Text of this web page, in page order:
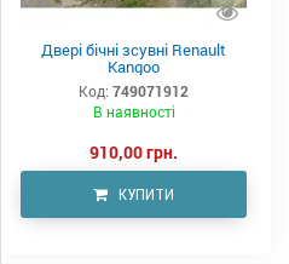
Двері бічні зсувні Renault
Kangoo
Код: 749071912
В наявності
910,00 грн.
КУПИТИ